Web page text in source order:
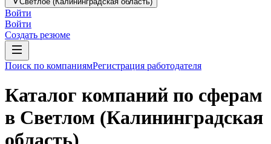
Войти
Войти
Создать резюме
Поиск по компаниямРегистрация работодателя
Каталог компаний по сферам
в Светлом (Калининградская